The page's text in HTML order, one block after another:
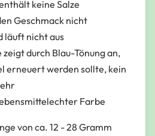
keine Salze
Geschmack nicht
läuft nicht aus
durch Blau-Tönung an,
erneuert werden sollte, kein
Farbe
von ca. 12 - 28 Gramm